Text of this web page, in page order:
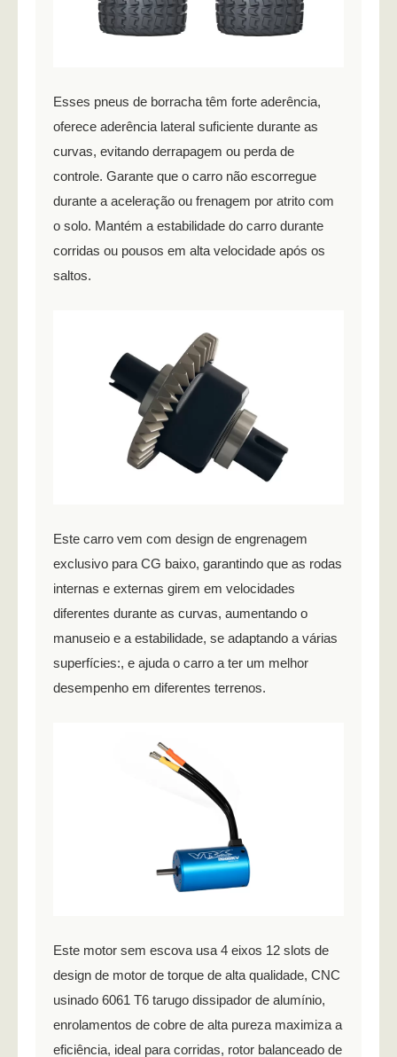
Esses pneus de borracha têm forte aderência,
oferece aderência lateral suficiente durante as
curvas, evitando derrapagem ou perda de
controle. Garante que o carro não escorregue
durante a aceleração ou frenagem por atrito com
o solo. Mantém a estabilidade do carro durante
corridas ou pousos em alta velocidade após os
saltos.
Este carro vem com design de engrenagem
exclusivo para CG baixo, garantindo que as rodas
internas e externas girem em velocidades
diferentes durante as curvas, aumentando o
manuseio e a estabilidade, se adaptando a várias
superfícies:, e ajuda o carro a ter um melhor
desempenho em diferentes terrenos.
Este motor sem escova usa 4 eixos 12 slots de
design de motor de torque de alta qualidade, CNC
usinado 6061 T6 tarugo dissipador de alumínio,
enrolamentos de cobre de alta pureza maximiza a
eficiência, ideal para corridas, rotor balanceado de